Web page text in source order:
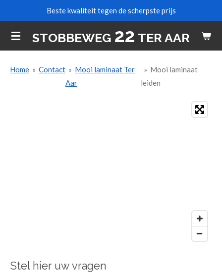
naar
de
STOBBEWEG 22 TER AAR
Beste kwaliteit tegen de scherpste prijs
Home » Contact » Mooi laminaat Ter
Aar
» Mooi laminaat
leiden
Stel hier uw vragen